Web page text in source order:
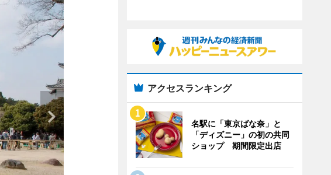
アクセスランキング
名駅に「東京ばな奈」と
「ディズニー」の初の共同
ショップ 期間限定出店